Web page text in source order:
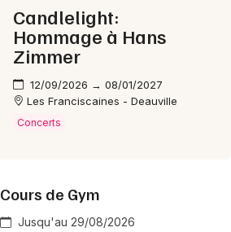
Candlelight:
Hommage à Hans
Zimmer
12/09/2026 → 08/01/2027
Les Franciscaines - Deauville
Concerts
Cours de Gym
Jusqu'au 29/08/2026